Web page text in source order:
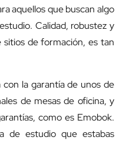
aquellos que buscan algo
Calidad, robustez y
de formación, es tan
con la garantía de unos de
de mesas de oficina, y
como es Emobok.
de estudio que estabas